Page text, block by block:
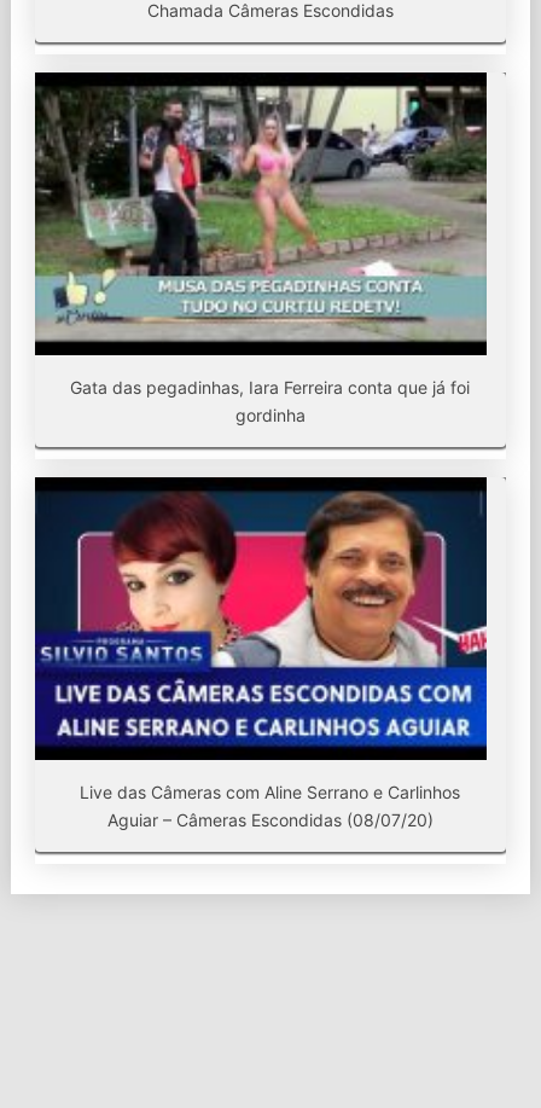
Chamada Câmeras Escondidas
Gata das pegadinhas, Iara Ferreira conta que já foi
gordinha
Live das Câmeras com Aline Serrano e Carlinhos
Aguiar – Câmeras Escondidas (08/07/20)